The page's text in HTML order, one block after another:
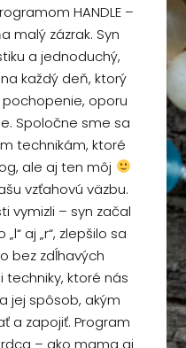
HANDLE –
malý zázrak. Syn
a jednoduchý,
každý deň, ktorý
oporu
Spoločne sme sa
technikám, ktoré
ale aj ten môj
vzťahovú väzbu.
vymizli – syn začal
aj „r“, zlepšilo sa
bez zdĺhavých
techniky, ktoré nás
jej spôsob, akým
a zapojiť. Program
– ako mama aj